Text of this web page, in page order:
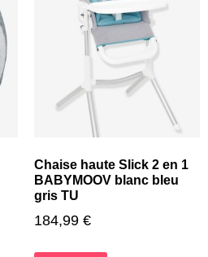
Chaise haute Slick 2 en 1
BABYMOOV blanc bleu
gris TU
184,99 €